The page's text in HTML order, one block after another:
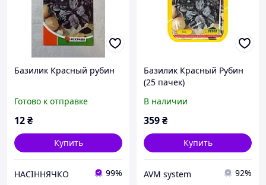
Базилик Красный рубин
Готово к отправке
12₴
Купить
НАСІННЯЧКО 99%
Базилик Красный Рубин
(25 пачек)
SEDOS
В наличии
359₴
Купить
AVM system 92%